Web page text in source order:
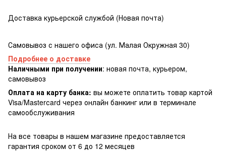
Доставка курьерской службой (Новая почта)
Самовывоз с нашего офиса (ул. Малая Окружная 30)
Подробнее о доставке
Наличными при получении: новая почта, курьером,
самовывоз
Оплата на карту банка: вы можете оплатить товар картой
Visa/Masterсard через онлайн банкинг или в терминале
самообслуживания
На все товары в нашем магазине предоставляется
гарантия сроком от 6 до 12 месяцев